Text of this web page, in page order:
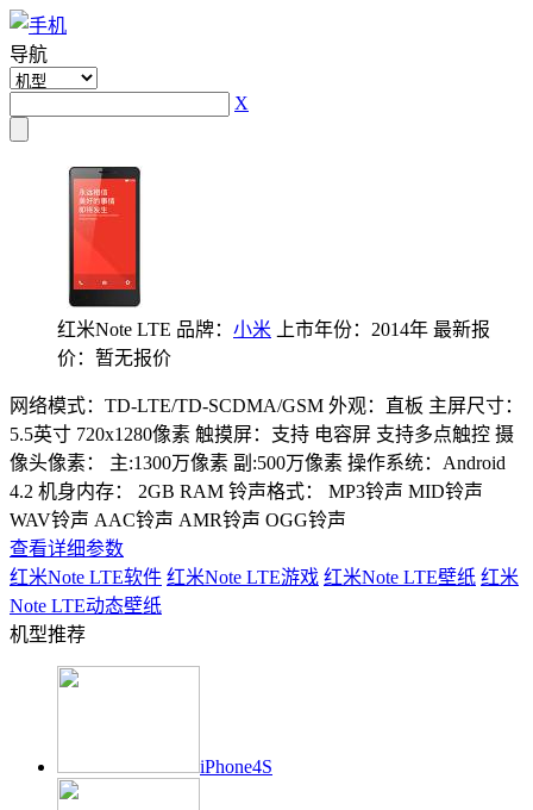
导航
X
红米Note LTE 品牌： 小米 上市年份：2014年 最新报
价：暂无报价
网络模式：TD-LTE/TD-SCDMA/GSM 外观：直板 主屏尺寸：
5.5英寸 720x1280像素 触摸屏：支持 电容屏 支持多点触控 摄
像头像素： 主:1300万像素 副:500万像素 操作系统：Android
4.2 机身内存： 2GB RAM 铃声格式： MP3铃声 MID铃声
WAV铃声 AAC铃声 AMR铃声 OGG铃声
查看详细参数
红米Note LTE软件 红米Note LTE游戏 红米Note LTE壁纸 红米
Note LTE动态壁纸
机型推荐
iPhone4S